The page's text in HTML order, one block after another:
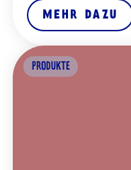
MEHR DAZU
PRODUKTE